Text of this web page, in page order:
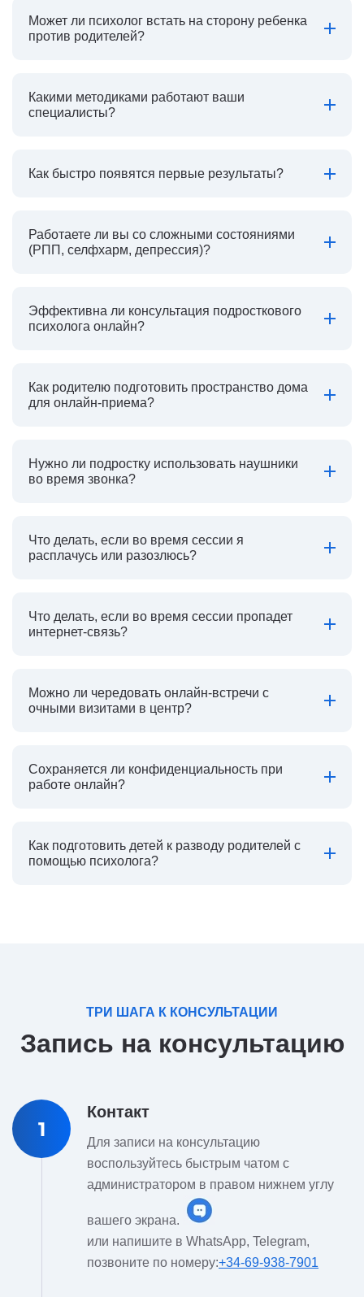
Может ли психолог встать на сторону ребенка
против родителей?
Какими методиками работают ваши
специалисты?
Как быстро появятся первые результаты?
Работаете ли вы со сложными состояниями
(РПП, селфхарм, депрессия)?
Эффективна ли консультация подросткового
психолога онлайн?
Как родителю подготовить пространство дома
для онлайн-приема?
Нужно ли подростку использовать наушники
во время звонка?
Что делать, если во время сессии я
расплачусь или разозлюсь?
Что делать, если во время сессии пропадет
интернет-связь?
Можно ли чередовать онлайн-встречи с
очными визитами в центр?
Сохраняется ли конфиденциальность при
работе онлайн?
Как подготовить детей к разводу родителей с
помощью психолога?
ТРИ ШАГА К КОНСУЛЬТАЦИИ
Запись на консультацию
1
Контакт
Для записи на консультацию
воспользуйтесь быстрым чатом с
администратором в правом нижнем углу
вашего экрана.
или напишите в WhatsApp, Telegram,
позвоните по номеру:+34-69-938-7901